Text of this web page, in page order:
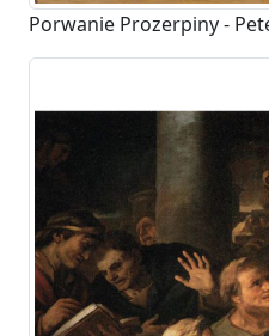
Porwanie Prozerpiny -